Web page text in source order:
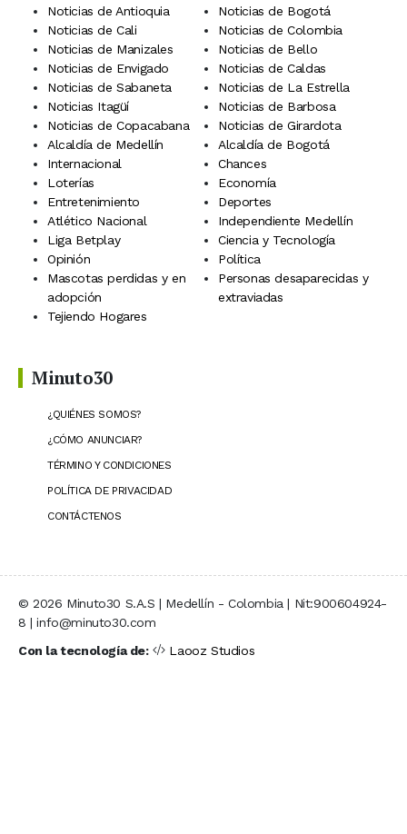
Noticias de Antioquia
Noticias de Bogotá
Noticias de Cali
Noticias de Colombia
Noticias de Manizales
Noticias de Bello
Noticias de Envigado
Noticias de Caldas
Noticias de Sabaneta
Noticias de La Estrella
Noticias Itagüí
Noticias de Barbosa
Noticias de Copacabana
Noticias de Girardota
Alcaldía de Medellín
Alcaldía de Bogotá
Internacional
Chances
Loterías
Economía
Entretenimiento
Deportes
Atlético Nacional
Independiente Medellín
Liga Betplay
Ciencia y Tecnología
Opinión
Política
Mascotas perdidas y en
adopción
Personas desaparecidas y
extraviadas
Tejiendo Hogares
Minuto30
¿QUIÉNES SOMOS?
¿CÓMO ANUNCIAR?
TÉRMINO Y CONDICIONES
POLÍTICA DE PRIVACIDAD
CONTÁCTENOS
© 2026 Minuto30 S.A.S | Medellín - Colombia | Nit:900604924-
8 | info@minuto30.com
Con la tecnología de:
Laooz Studios